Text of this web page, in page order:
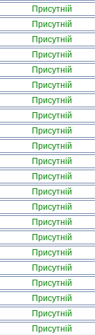
Присутній
Присутній
Присутній
Присутній
Присутній
Присутній
Присутній
Присутній
Присутній
Присутній
Присутній
Присутній
Присутній
Присутній
Присутній
Присутній
Присутній
Присутній
Присутній
Присутній
Присутній
Присутній